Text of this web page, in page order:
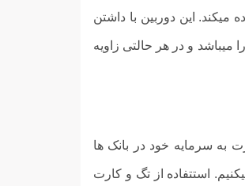
میکند. این دوربین با داشتن
این دوربین قابلیت چرخش 46 درجه ای افقی و 16 درجه عمودی را دارا میباشد و در هر حالتی زاویه
به سرمایه خود در بانک ها
استتفاده از تگ و کارت